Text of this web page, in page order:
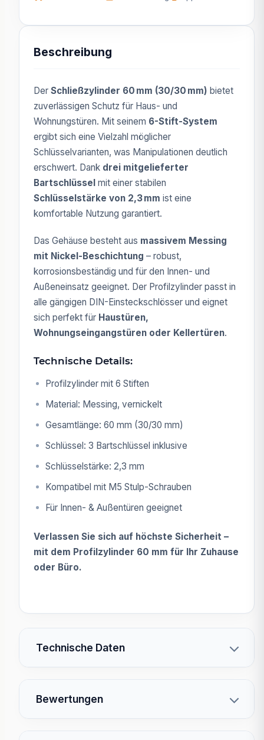
Beschreibung
Der Schließzylinder 60 mm (30/30 mm) bietet
zuverlässigen Schutz für Haus- und
Wohnungstüren. Mit seinem 6-Stift-System
ergibt sich eine Vielzahl möglicher
Schlüsselvarianten, was Manipulationen deutlich
erschwert. Dank drei mitgelieferter
Bartschlüssel mit einer stabilen
Schlüsselstärke von 2,3 mm ist eine
komfortable Nutzung garantiert.
Das Gehäuse besteht aus massivem Messing
mit Nickel-Beschichtung – robust,
korrosionsbeständig und für den Innen- und
Außeneinsatz geeignet. Der Profilzylinder passt in
alle gängigen DIN-Einsteckschlösser und eignet
sich perfekt für Haustüren,
Wohnungseingangstüren oder Kellertüren.
Technische Details:
Profilzylinder mit 6 Stiften
Material: Messing, vernickelt
Gesamtlänge: 60 mm (30/30 mm)
Schlüssel: 3 Bartschlüssel inklusive
Schlüsselstärke: 2,3 mm
Kompatibel mit M5 Stulp-Schrauben
Für Innen- & Außentüren geeignet
Verlassen Sie sich auf höchste Sicherheit –
mit dem Profilzylinder 60 mm für Ihr Zuhause
oder Büro.
Technische Daten
Bewertungen